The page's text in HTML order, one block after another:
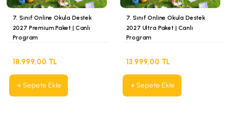
7. Sınıf Online Okula Destek
2027 Premium Paket | Canlı
Program
18.999,00 TL
Sepete Ekle
7. Sınıf Online Okula Destek
2027 Ultra Paket | Canlı
Program
13.999,00 TL
Sepete Ekle